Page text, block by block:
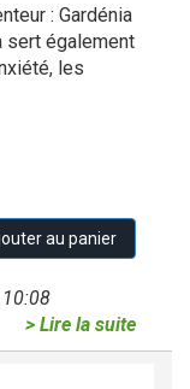
: Gardénia
sert également
les
au panier
> Lire la suite